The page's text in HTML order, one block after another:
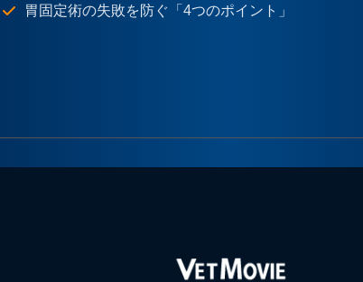
胃固定術の失敗を防ぐ「4つのポイント」